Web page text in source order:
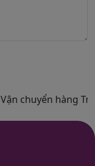
Vận chuyển hàng